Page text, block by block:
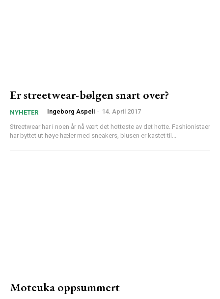
Er streetwear-bølgen snart over?
NYHETER Ingeborg Aspeli - 14. April 2017
Streetwear har i noen år nå vært det hotteste av det hotte. Fashionistaer
har byttet ut høye hæler med sneakers, blusen er kastet til...
Moteuka oppsummert